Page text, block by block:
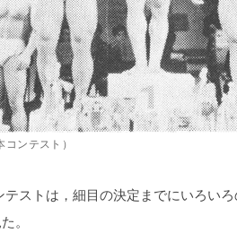
ンテスト）
ストは，細目の決定までにいろい
。